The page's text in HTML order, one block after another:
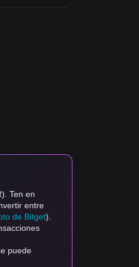
Ten en
entre
de Bitget).
puede